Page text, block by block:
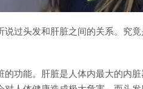
说过头发和肝脏之间的关系。究
的功能。肝脏是人体内最大的内